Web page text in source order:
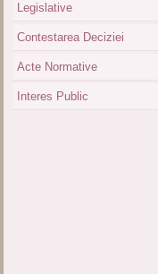
Legislative
Contestarea Deciziei
Acte Normative
Interes Public